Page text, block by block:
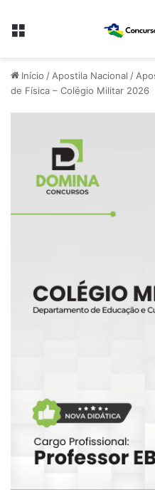
Menu
Início /Apostila Nacional /
de Física – Colégio Militar 2026